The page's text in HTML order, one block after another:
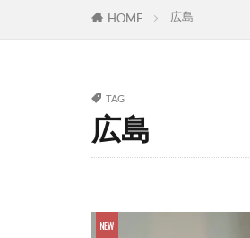
HOME 広島
TAG
広島